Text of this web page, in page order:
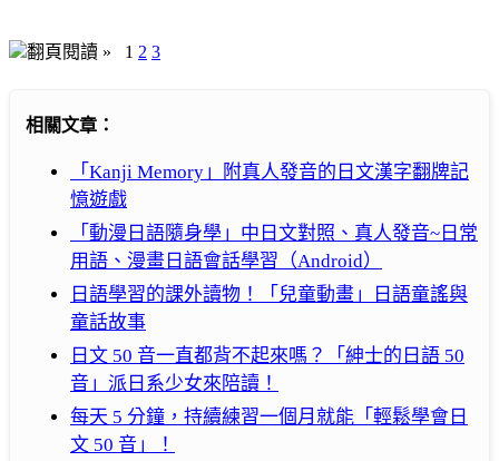
翻頁閱讀 » 1 2 3
相關文章：
「Kanji Memory」附真人發音的日文漢字翻牌記
憶遊戲
「動漫日語隨身學」中日文對照、真人發音~日常
用語、漫畫日語會話學習（Android）
日語學習的課外讀物！「兒童動畫」日語童謠與
童話故事
日文 50 音一直都背不起來嗎？「紳士的日語 50
音」派日系少女來陪讀！
每天 5 分鐘，持續練習一個月就能「輕鬆學會日
文 50 音」！